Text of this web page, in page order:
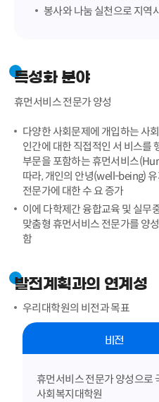
봉사와 나눔 실천으로 지역
특성화 분야
휴먼서비스 전문가 양성
다양한 사회문제에 개입하는 사
인간에 대한 직접적인 서 비스를
부문을 포함하는 휴먼서비스
따라, 개인의 안녕(well-being)
전문가에 대한 수 요 증가
이에 다학제간 융합교육 및 실무
맞춤형 휴먼서비스 전문가를 양
함
발전계획과의 연계성
우리대학원의 비전과 목표
비전
휴먼서비스 전문가 양성으로
사회복지대학원